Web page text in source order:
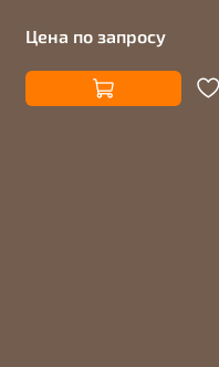
Цена по запросу